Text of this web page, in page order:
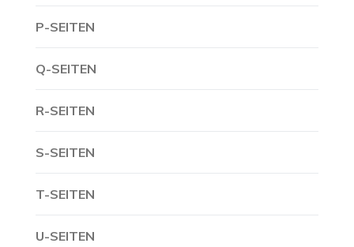
P-SEITEN
Q-SEITEN
R-SEITEN
S-SEITEN
T-SEITEN
U-SEITEN